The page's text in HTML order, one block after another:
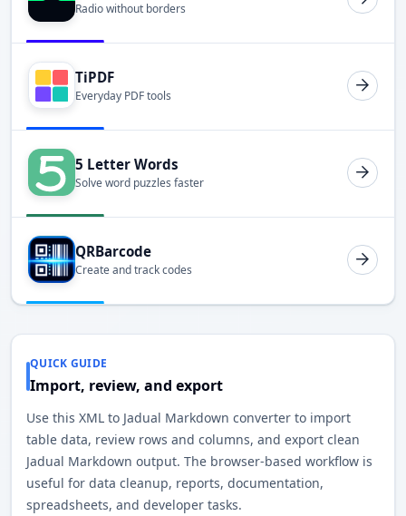
Radio without borders
TiPDF
Everyday PDF tools
5 Letter Words
Solve word puzzles faster
QRBarcode
Create and track codes
QUICK GUIDE
Import, review, and export
Use this XML to Jadual Markdown converter to import
table data, review rows and columns, and export clean
Jadual Markdown output. The browser-based workflow is
useful for data cleanup, reports, documentation,
spreadsheets, and developer tasks.